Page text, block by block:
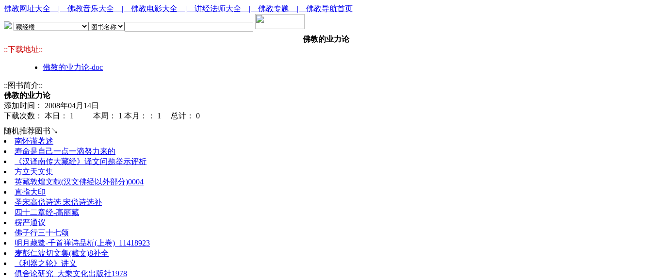
佛教网址大全 | 佛教音乐大全 | 佛教电影大全 | 讲经法师大全 | 佛教专题 | 佛教导航首页
佛教的业力论
::下载地址::
佛教的业力论-doc
::图书简介::
佛教的业力论
添加时间： 2008年04月14日
下载次数： 本日： 1 本周： 1 本月：： 1 总计： 0
随机推荐图书↘
南怀谨著述
寿命是自己一点一滴努力来的
《汉译南传大藏经》译文问题举示评析
方立天文集
英藏敦煌文献(汉文佛经以外部分)0004
直指大印
圣宋高僧诗选 宋僧诗选补
四十二章经-高丽藏
楞严通议
佛子行三十七颂
明月藏鹭-千首禅诗品析(上卷)_11418923
麦彭仁波切文集(藏文)8补全
《利器之轮》讲义
俱舍论研究_大乘文化出版社1978